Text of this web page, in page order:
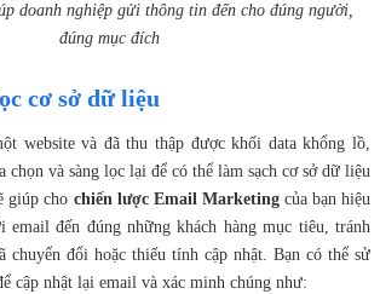
doanh nghiệp gửi thông tin đến cho đúng người,
đúng mục đích
cơ sở dữ liệu
website và đã thu thập được khối data khổng lồ,
chọn và sàng lọc lại để có thể làm sạch cơ sở dữ liệu
giúp cho chiến lược Email Marketingcủa bạn hiệu
email đến đúng những khách hàng mục tiêu, tránh
chuyển đổi hoặc thiếu tính cập nhật. Bạn có thể sử
cập nhật lại email và xác minh chúng như: